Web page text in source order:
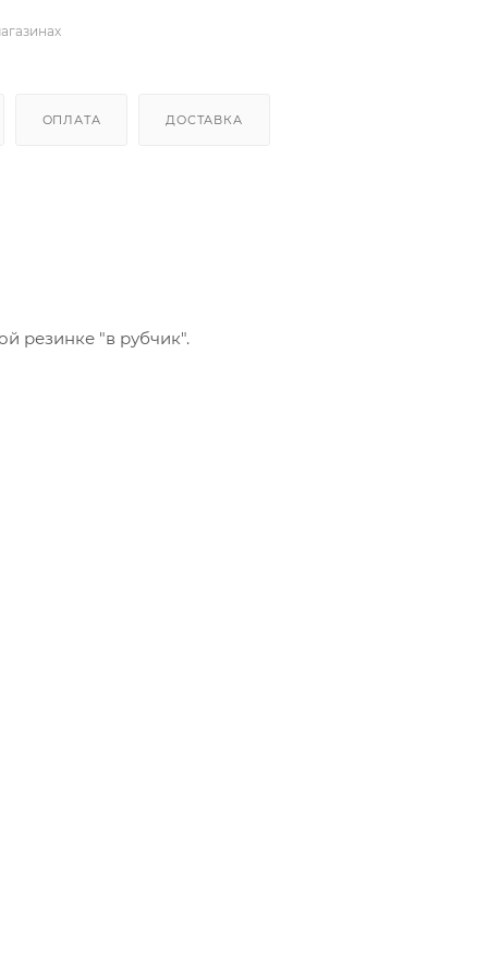
ОПЛАТА ДОСТАВКА
резинке "в рубчик".